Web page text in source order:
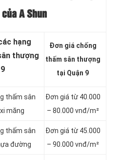
của A Shun
hạng
thượng
Đơn giá chống
thấm sân thượng
tại Quận 9
thấm sân
măng
Đơn giá từ 40.000
– 80.000 vnđ/m²
thấm sân
đường
Đơn giá từ 45.000
– 90.000 vnđ/m²